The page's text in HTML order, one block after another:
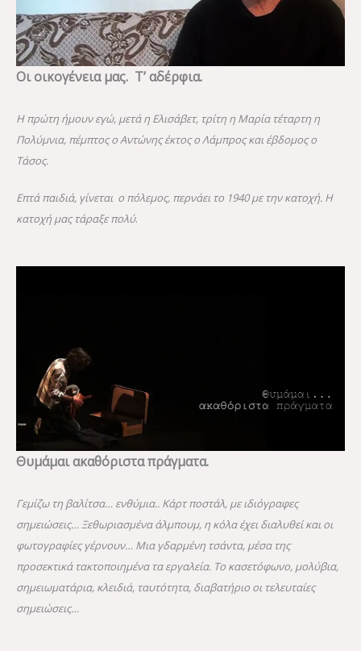
Οι οικογένεια μας. Τ’ αδέρφια.
Η πρώτη ήμουν εγώ, μετά η Ελισάβετ, τρίτη η Μαρία τέταρτη η
Πολύμνια, πέμπτος ο Αντώνης έκτος ο Λάμπρος και έβδομος ο
Τάσος.
Επτά παιδιά, γίνεται ο πόλεμος, περνάει το 1940 με την κατοχή. Η
κατοχή μας τάραξε πολύ.
Θυμάμαι ακαθόριστα πράγματα.
Γεμίζω τη βαλίτσα… ενθύμια.. Κάρτ ποστάλ, με ιδιόγραφες
σημειώσεις… Ξεθωριασμένα άλμπουμ, η κόλα έχει διαλυθεί και οι
φωτογραφίες γέρνουν… Μια γδαρμένη τσάντα, μέσα της
προσεκτικά τακτοποιημένα τα εργαλεία. Το κασετόφωνο, μολύβια,
σημειωματάρια, κλειδιά, ταυτότητα, διαβατήριο οι τελευταίες
σημειώσεις…